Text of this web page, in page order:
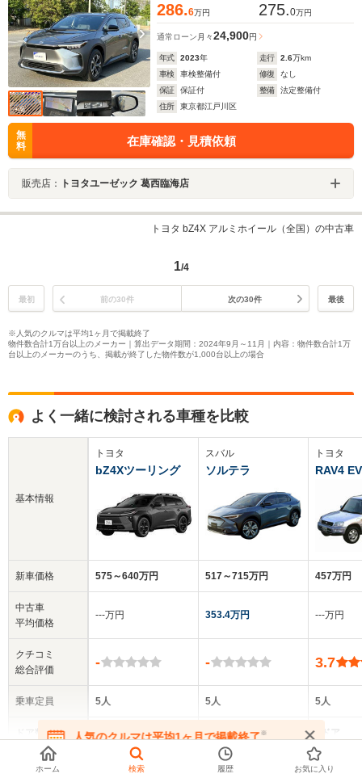
286.6万円 275.0万円
通常ローン 月々24,900円
年式 2023年 走行 2.6万km
車検
車検整備付 修復
なし
保証
保証付 整備
法定整備付
住所
東京都江戸川区
無
料
在庫確認・見積依頼
販売店： トヨタユーゼック 葛西臨海店
トヨタ bZ4X アルミホイール（全国）の中古車
1/4
最初 前の30件 次の30件 最後
※人気のクルマは平均1ヶ月で掲載終了
物件数合計1万台以上のメーカー｜算出データ期間：2024年9月～11月｜内容：物件数合計1万
台以上のメーカーのうち、掲載が終了した物件数が1,000台以上の場合
よく一緒に検討される車種を比較
基本情報
新車価格
中古車
平均価格
クチコミ
総合評価
乗車定員
トヨタ
bZ4Xツーリング
575～640万円
‐‐‐万円
-
5人
5ドア
全高
スバル
ソルテラ
517～715万円
353.4万円
-
5人
5ドア
トヨタ
RAV4 EV
457万円
‐‐‐万円
3.7
5人
5ドア
▼全てを表示する
人気のクルマは平均1ヶ月で掲載終了※
在庫が無くなる前にお問い合わせください
ホーム 検索 履歴 お気に入り